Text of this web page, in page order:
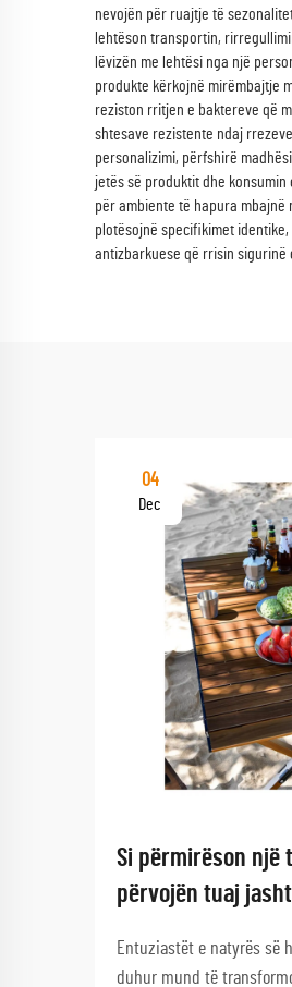
nevojën për ruajtje të
lehtëson transportin,
lëvizën me lehtësi nga një
produkte kërkojnë mirëmbajtje
reziston rritjen e baktereve që
shtesave rezistente ndaj
personalizimi, përfshirë
jetës së produktit dhe
për ambiente të hapura
plotësojnë specifikimet
antizbarkuese që rrisin sigurinë
04
Dec
Si përmirëson një
përvojën tuaj
Entuziastët e natyrës së
duhur mund të